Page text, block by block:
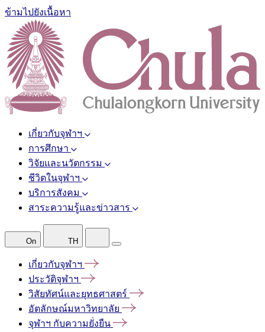
ข้ามไปยังเนื้อหา
เกี่ยวกับจุฬาฯ
การศึกษา
วิจัยและนวัตกรรม
ชีวิตในจุฬาฯ
บริการสังคม
สาระความรู้และข่าวสาร
On TH
เกี่ยวกับจุฬาฯ
ประวัติจุฬาฯ
วิสัยทัศน์และยุทธศาสตร์
อัตลักษณ์มหาวิทยาลัย
จุฬาฯ กับความยั่งยืน